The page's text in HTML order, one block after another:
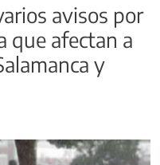
avisos por
que afectan a
y